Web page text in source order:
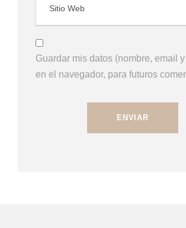
Guardar mis datos (nombre, email
en el navegador, para futuros